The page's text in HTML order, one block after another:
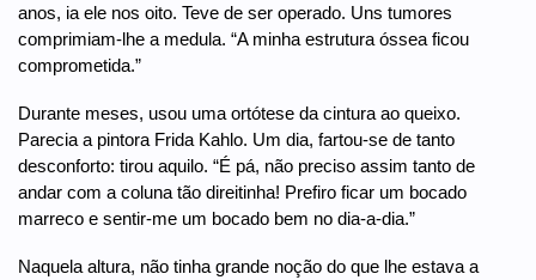
anos, ia ele nos oito. Teve de ser operado. Uns tumores
comprimiam-lhe a medula. “A minha estrutura óssea ficou
comprometida.”
Durante meses, usou uma ortótese da cintura ao queixo.
Parecia a pintora Frida Kahlo. Um dia, fartou-se de tanto
desconforto: tirou aquilo. “É pá, não preciso assim tanto de
andar com a coluna tão direitinha! Prefiro ficar um bocado
marreco e sentir-me um bocado bem no dia-a-dia.”
Naquela altura, não tinha grande noção do que lhe estava a